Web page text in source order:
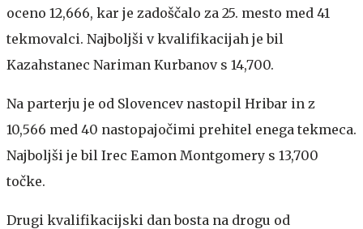
oceno 12,666, kar je zadoščalo za 25. mesto med 41
tekmovalci. Najboljši v kvalifikacijah je bil
Kazahstanec Nariman Kurbanov s 14,700.
Na parterju je od Slovencev nastopil Hribar in z
10,566 med 40 nastopajočimi prehitel enega tekmeca.
Najboljši je bil Irec Eamon Montgomery s 13,700
točke.
Drugi kvalifikacijski dan bosta na drogu od